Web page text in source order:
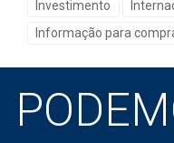
Assistência
Serviço:
necessária está
Vantagens:
financiamento,
Investimento
Informação para